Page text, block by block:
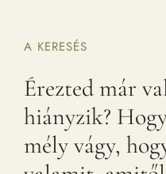
A KERESÉS
Érezted már
hiányzik?
mély vágy,